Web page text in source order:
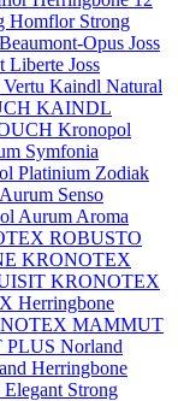
Homflor Strong
Opus Joss
Liberte Joss
Kaindl Natural
KAINDL
Kronopol
Symfonia
Platinium Zodiak
Senso
Aurum Aroma
ROBUSTO
KRONOTEX
KRONOTEX
Herringbone
MAMMUT
PLUS Norland
Herringbone
Strong